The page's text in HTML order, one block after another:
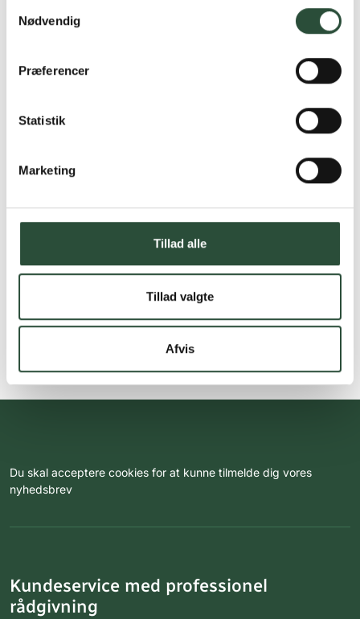
Nødvendig
Præferencer
Statistik
Marketing
Tillad alle
Tillad valgte
Afvis
Du skal acceptere cookies for at kunne tilmelde dig vores
nyhedsbrev
Kundeservice med professionel
rådgivning